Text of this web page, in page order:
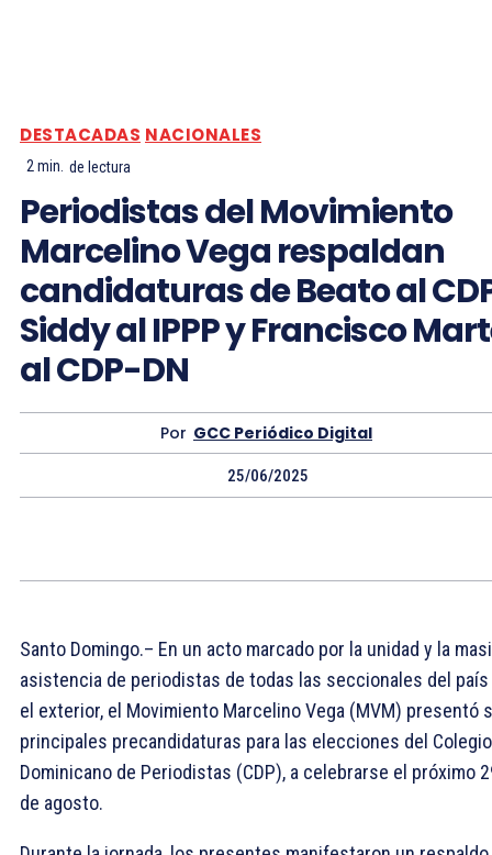
DESTACADAS NACIONALES
2min. de lectura
Periodistas del Movimiento
Marcelino Vega respaldan
candidaturas de Beato al
Siddy al IPPP y Francisco
al CDP-DN
Por GCC Periódico Digital
25/06/2025
Santo Domingo.– En un acto marcado por la unidad y la
asistencia de periodistas de todas las seccionales del país
el exterior, el Movimiento Marcelino Vega (MVM) presentó
principales precandidaturas para las elecciones del Colegio
Dominicano de Periodistas (CDP), a celebrarse el próximo
de agosto.